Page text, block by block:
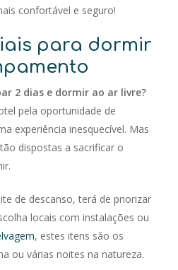
confortável e seguro!
para dormir
2 dias e dormir ao ar livre?
pela oportunidade de
experiência inesquecível. Mas
dispostas a sacrificar o
de descanso, terá de priorizar
locais com instalações ou
, estes itens são os
ou várias noites na natureza.